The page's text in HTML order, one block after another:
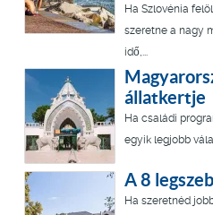
Ha Szlovénia
szeretne a nagy
idő,...
állatkertje
Ha családi
egyik legjobb
A 8
Ha szeretnéd